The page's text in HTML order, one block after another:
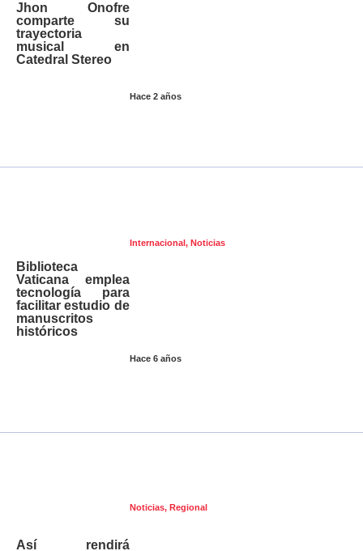
Hace 2 años
Jhon Onofre
comparte su
trayectoria
musical en
Catedral Stereo
Internacional, Noticias
Hace 6 años
Biblioteca
Vaticana emplea
tecnología para
facilitar estudio de
manuscritos
históricos
Noticias, Regional
Así rendirá